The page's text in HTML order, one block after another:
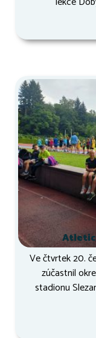
Ve čtvrtek 20.
zúčastnil
stadionu